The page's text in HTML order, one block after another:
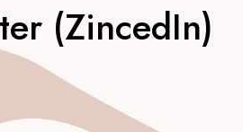
(ZincedIn)